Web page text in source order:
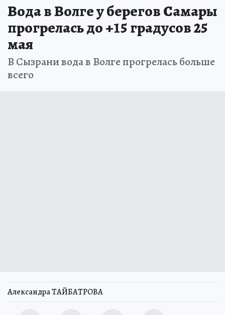
Вода в Волге у берегов Самары
прогрелась до +15 градусов 25
мая
В Сызрани вода в Волге прогрелась больше
всего
Александра ТАЙБАТРОВА